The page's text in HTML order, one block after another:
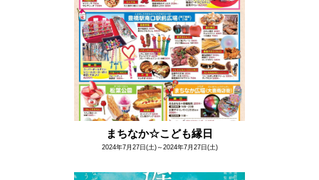
まちなか☆こども縁日
2024年7月27日(土)～2024年7月27日(土)